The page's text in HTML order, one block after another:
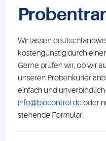
Wir lassen
kostengünstig durch
Gerne prüfen wir, ob wir
unseren Probenkurier
einfach und
info@biocontrol.de oder
stehende Formular.